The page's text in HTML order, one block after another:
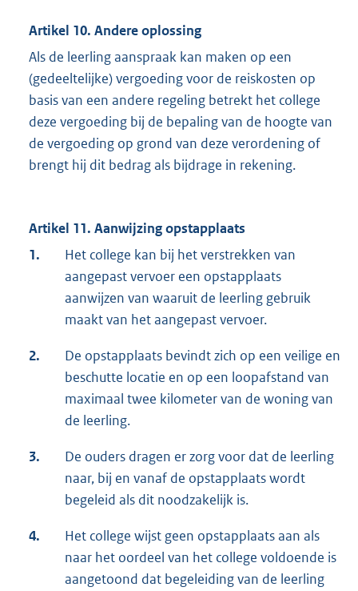
Artikel 10. Andere oplossing
Als de leerling aanspraak kan maken op een
(gedeeltelijke) vergoeding voor de reiskosten op
basis van een andere regeling betrekt het college
deze vergoeding bij de bepaling van de hoogte van
de vergoeding op grond van deze verordening of
brengt hij dit bedrag als bijdrage in rekening.
Artikel 11. Aanwijzing opstapplaats
1.
Het college kan bij het verstrekken van
aangepast vervoer een opstapplaats
aanwijzen van waaruit de leerling gebruik
maakt van het aangepast vervoer.
2.
De opstapplaats bevindt zich op een veilige en
beschutte locatie en op een loopafstand van
maximaal twee kilometer van de woning van
de leerling.
3.
De ouders dragen er zorg voor dat de leerling
naar, bij en vanaf de opstapplaats wordt
begeleid als dit noodzakelijk is.
4.
Het college wijst geen opstapplaats aan als
naar het oordeel van het college voldoende is
aangetoond dat begeleiding van de leerling